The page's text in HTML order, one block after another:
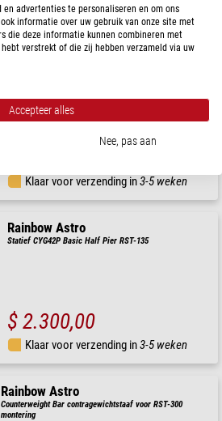
Klaar voor verzending in 3-5 weken
Klaar voor verzending in3-5 weken
Rainbow Astro
Statief CYG42P Basic Half Pier RST-135
$ 2.300,00
Klaar voor verzending in3-5 weken
Rainbow Astro
Counterweight Bar contragewichtstaaf voor RST-300
montering
en advertenties te personaliseren en om ons
informatie over uw gebruik van onze site met
die deze informatie kunnen combineren met
verstrekt of die zij hebben verzameld via uw
Accepteer alles
Nee, pas aan